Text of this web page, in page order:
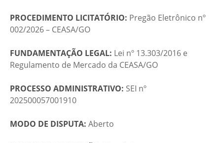
PROCEDIMENTO LICITATÓRIO: Pregão Eletrônico nº
002/2026 – CEASA/GO
FUNDAMENTAÇÃO LEGAL: Lei nº 13.303/2016 e
Regulamento de Mercado da CEASA/GO
PROCESSO ADMINISTRATIVO: SEI nº
202500057001910
MODO DE DISPUTA: Aberto